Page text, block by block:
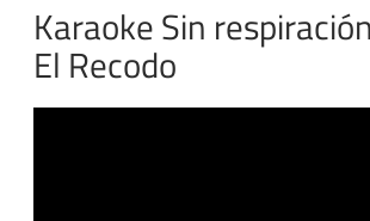
Karaoke Sin
El Recodo